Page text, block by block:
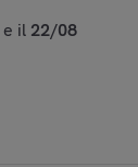
e il 22/08